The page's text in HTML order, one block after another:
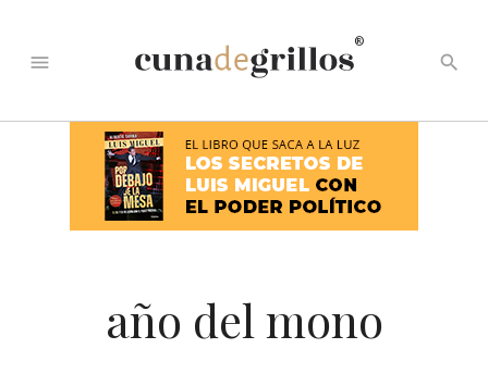
menu
®
search
año del mono